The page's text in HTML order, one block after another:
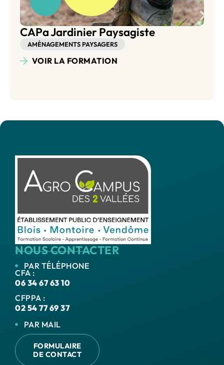
Bac Pro Aménagements Paysagers
AMÉNAGEMENTS PAYSAGERS
VOIR LA FORMATION
NOUS CONTACTER
PAR TÉLÉPHONE
CFA :
06 34 67 63 10
CFPPA :
02 54 77 69 37
PAR MAIL
FORMULAIRE
DE CONTACT